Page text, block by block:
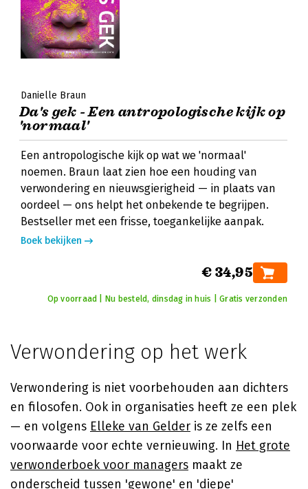
Danielle Braun
Da's gek - Een antropologische kijk op
'normaal'
Een antropologische kijk op wat we 'normaal'
noemen. Braun laat zien hoe een houding van
verwondering en nieuwsgierigheid — in plaats van
oordeel — ons helpt het onbekende te begrijpen.
Bestseller met een frisse, toegankelijke aanpak.
Boek bekijken
€ 34,95
Op voorraad | Nu besteld, dinsdag in huis | Gratis verzonden
Verwondering op het werk
Verwondering is niet voorbehouden aan dichters
en filosofen. Ook in organisaties heeft ze een plek
— en volgens Elleke van Gelder is ze zelfs een
voorwaarde voor echte vernieuwing. In Het grote
verwonderboek voor managers maakt ze
onderscheid tussen 'gewone' en 'diepe'